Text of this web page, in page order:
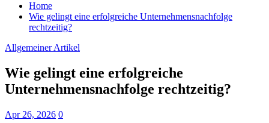
Home
Wie gelingt eine erfolgreiche Unternehmensnachfolge
rechtzeitig?
Allgemeiner Artikel
Wie gelingt eine erfolgreiche
Unternehmensnachfolge rechtzeitig?
Apr 26, 2026 0